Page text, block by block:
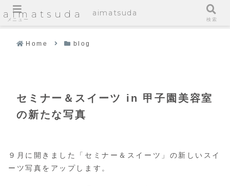
aimatsuda
Home blog
セミナー＆スイーツ in 甲子園美容室
の新たな写真
９月に開きました「セミナー＆スイーツ」の新しいスイ
ーツ写真をアップします。
メニュー
aimatsuda
検索